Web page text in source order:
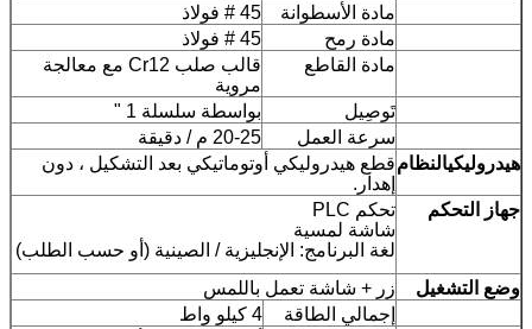
مادة الأسطوانة
45 # فولاذ
مادة رمح
45 # فولاذ
مادة القاطع
قالب صلب Cr12 مع معالجة
مروية
تَوصِيل
بواسطة سلسلة 1 "
سرعة العمل
20-25 م / دقيقة
هيدروليكيالنظامقطع هيدروليكي أوتوماتيكي بعد التشكيل ، دون
إهدار.
جهاز التحكم
تحكم PLC
شاشة لمسية
لغة البرنامج: الإنجليزية / الصينية (أو حسب الطلب)
وضع التشغيل
زر + شاشة تعمل باللمس
إجمالي الطاقة
4 كيلو واط